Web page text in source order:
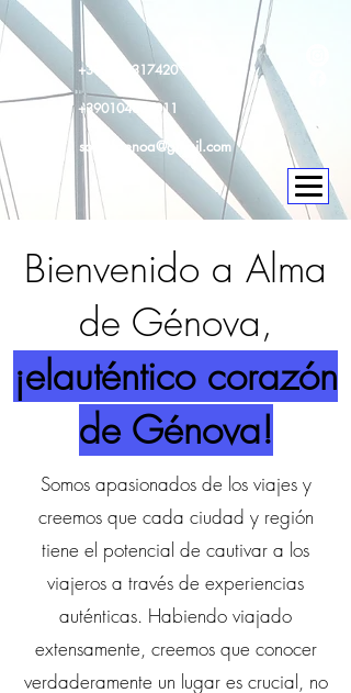
+393393317420
soulofgenoa@gmail.com
+390104805011
Bienvenido a Alma
de Génova,
¡elauténtico corazón
de Génova!
Somos apasionados de los viajes y
creemos que cada ciudad y región
tiene el potencial de cautivar a los
viajeros a través de experiencias
auténticas. Habiendo viajado
extensamente, creemos que conocer
verdaderamente un lugar es crucial, no